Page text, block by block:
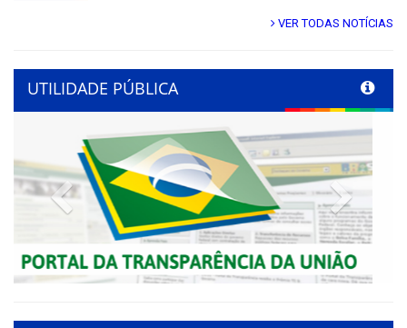
VER TODAS NOTÍCIAS
UTILIDADE PÚBLICA
Previous